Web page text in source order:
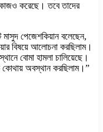
কাজও করেছে। তবে তাদের
মাসুদ পেজেশকিয়ান বলেছেন,
বিষয়ে আলোচনা করছিলাম।
বোমা হামলা চালিয়েছে।
কোথায় অবস্থান করছিলাম।”